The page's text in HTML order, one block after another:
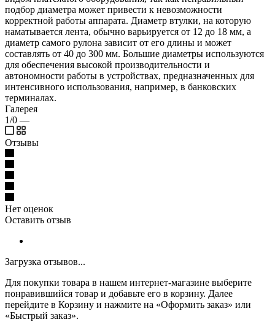
подбор диаметра может привести к невозможности
корректной работы аппарата. Диаметр втулки, на которую
наматывается лента, обычно варьируется от 12 до 18 мм, а
диаметр самого рулона зависит от его длины и может
составлять от 40 до 300 мм. Большие диаметры используются
для обеспечения высокой производительности и
автономности работы в устройствах, предназначенных для
интенсивного использования, например, в банковских
терминалах.
Галерея
1/0 —
Отзывы
Нет оценок
Оставить отзыв
Загрузка отзывов...
Для покупки товара в нашем интернет-магазине выберите
понравившийся товар и добавьте его в корзину. Далее
перейдите в Корзину и нажмите на «Оформить заказ» или
«Быстрый заказ».